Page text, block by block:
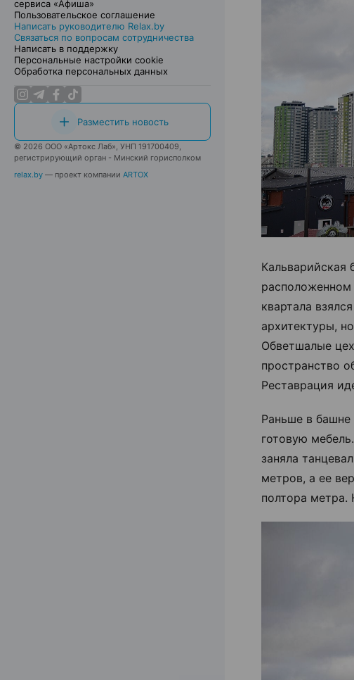
сервиса «Афиша»
Пользовательское соглашение
Написать руководителю Relax.by
Связаться по вопросам сотрудничества
Написать в поддержку
Персональные настройки cookie
Обработка персональных данных
Разместить новость
© 2026 ООО «Артокс Лаб», УНП 191700409,
регистрирующий орган - Минский горисполком
relax.by — проект компании ARTOX
Кальварийская
квартала
архитектуры,
Обветшалые
пространство
Реставрация
Раньше в башне
готовую
заняла
метров, а ее
полтора